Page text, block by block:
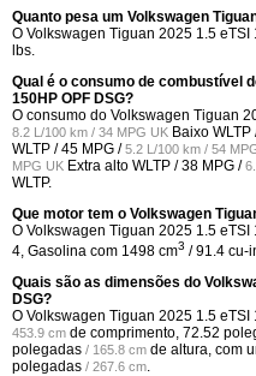
Quanto pesa um Volkswagen
O Volkswagen Tiguan 2025 1.5
lbs.
Qual é o consumo de combustível
150HP OPF DSG?
O consumo do Volkswagen Tiguan
8.2 L/100 km / 34 MPG UK Baixo WLTP
WLTP /45 MPG /5.2 L/100 km / 54
MPG UK Extra alto WLTP /38 MPG /
WLTP.
Que motor tem o Volkswagen
O Volkswagen Tiguan 2025 1.5
4, Gasolina com 1498 cm3 / 91.4 cu-
Quais são as dimensões do
DSG?
O Volkswagen Tiguan 2025 1.5 eTSI
453.9 cm de comprimento, 72.52
polegadas / 165.8 cm de altura, com
polegadas / 267.6 cm